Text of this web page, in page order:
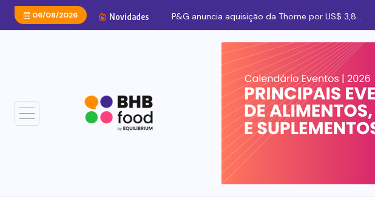
06/08/2026 Novidades